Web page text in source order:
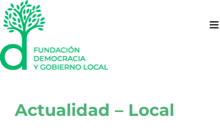
Saltar
al
contenido
Actualidad – Local